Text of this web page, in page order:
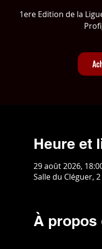
1ere Edition de la
Heure et
29 août 2026,
Salle du Cléguer,
À propos